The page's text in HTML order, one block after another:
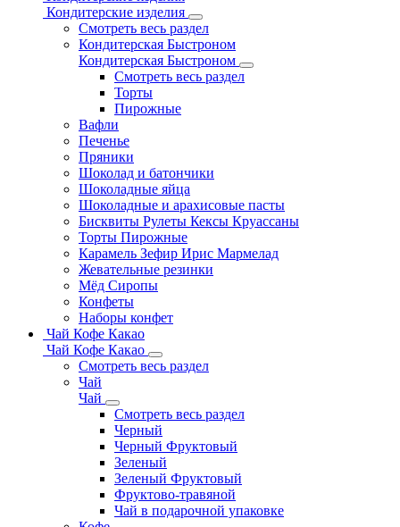
Кондитерские изделия
Смотреть весь раздел
Кондитерская Быстроном
Кондитерская Быстроном
Смотреть весь раздел
Торты
Пирожные
Вафли
Печенье
Пряники
Шоколад и батончики
Шоколадные яйца
Шоколадные и арахисовые пасты
Бисквиты Рулеты Кексы Круассаны
Торты Пирожные
Карамель Зефир Ирис Мармелад
Жевательные резинки
Мёд Сиропы
Конфеты
Наборы конфет
Чай Кофе Какао
Чай Кофе Какао
Смотреть весь раздел
Чай
Чай
Смотреть весь раздел
Черный
Черный Фруктовый
Зеленый
Зеленый Фруктовый
Фруктово-травяной
Чай в подарочной упаковке